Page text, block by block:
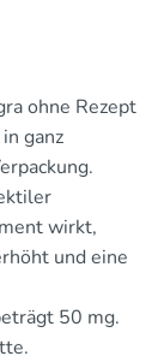
ohne Rezept
ganz
wirkt,
und eine
50 mg.